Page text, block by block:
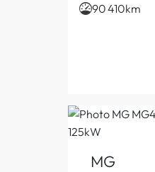
90 410km
MG